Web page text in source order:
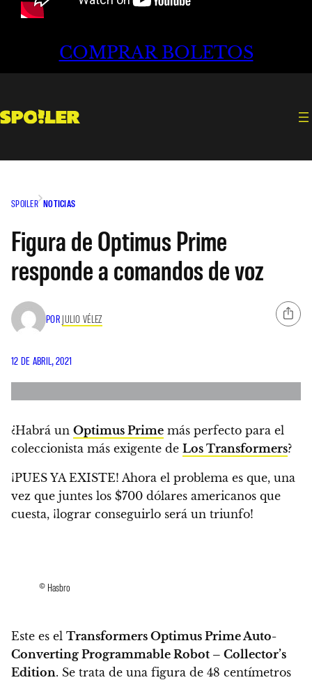
COMPRAR BOLETOS
SPOILER NOTICIAS
Figura de Optimus Prime
responde a comandos de voz
POR JULIO VÉLEZ
12 DE ABRIL, 2021
¿Habrá un Optimus Prime más perfecto para el
coleccionista más exigente de Los Transformers?
¡PUES YA EXISTE! Ahora el problema es que, una
vez que juntes los $700 dólares americanos que
cuesta, ¡lograr conseguirlo será un triunfo!
© Hasbro
Este es el Transformers Optimus Prime Auto-
Converting Programmable Robot – Collector’s
Edition. Se trata de una figura de 48 centímetros